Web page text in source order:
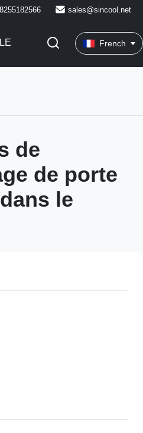
sales@sincool.net
French
de
de porte
le